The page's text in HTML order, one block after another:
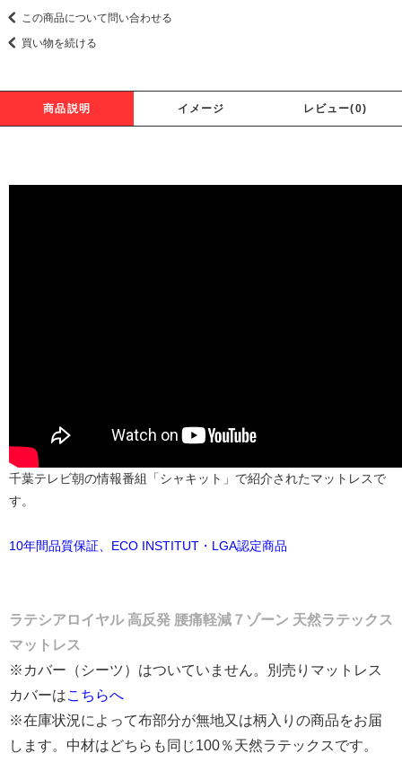
この商品について問い合わせる
買い物を続ける
商品説明 イメージ レビュー(0)
千葉テレビ朝の情報番組「シャキット」で紹介されたマットレスで
す。
10年間品質保証、ECO INSTITUT・LGA認定商品
ラテシアロイヤル 高反発 腰痛軽減７ゾーン 天然ラテックス
マットレス
※カバー（シーツ）はついていません。別売りマットレス
カバーはこちらへ
※在庫状況によって布部分が無地又は柄入りの商品をお届
します。中材はどちらも同じ100％天然ラテックスです。